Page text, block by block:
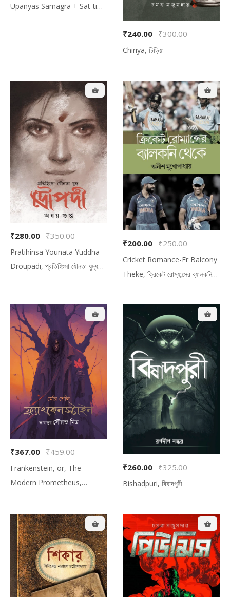
Upanyas Samagra + Sat-ti
₹240.00 ₹300.00
Chiriya, চিড়িয়া
₹280.00 ₹350.00
Pratihinsa Younata Yuddha
Droupadi, প্রতিহিংসা যৌনতা যুদ্ধ
₹200.00 ₹250.00
Cricket Romance-Er Balcony
Theke, ক্রিকেট রোম্যান্সের ব্যালকনি
₹367.00 ₹459.00
Frankenstein, or, The
Modern Prometheus,
₹260.00 ₹325.00
Bishadpuri, বিষাদপুরী